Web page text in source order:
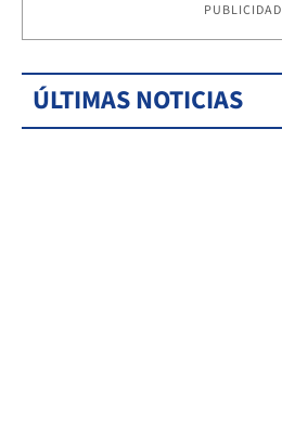
PUBLICIDAD
ÚLTIMAS NOTICIAS